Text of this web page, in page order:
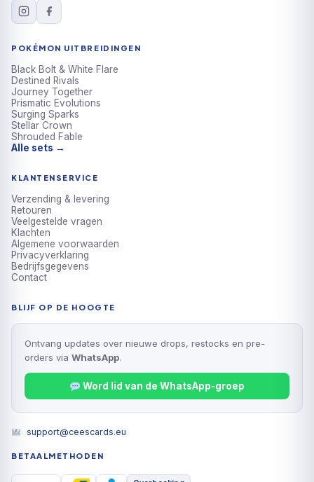
POKÉMON UITBREIDINGEN
Black Bolt & White Flare
Destined Rivals
Journey Together
Prismatic Evolutions
Surging Sparks
Stellar Crown
Shrouded Fable
Alle sets →
KLANTENSERVICE
Verzending & levering
Retouren
Veelgestelde vragen
Klachten
Algemene voorwaarden
Privacyverklaring
Bedrijfsgegevens
Contact
BLIJF OP DE HOOGTE
Ontvang updates over nieuwe drops, restocks en pre-
orders via WhatsApp.
Word lid van de WhatsApp-groep
support@ceescards.eu
BETAALMETHODEN